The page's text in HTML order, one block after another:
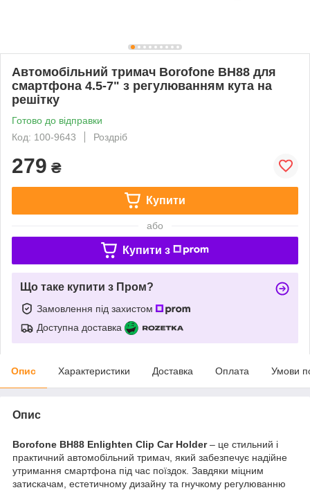
Автомобільний тримач Borofone BH88 для
смартфона 4.5-7" з регулюванням кута на
решітку
Готово до відправки
Код: 100-9643
Роздріб
279 ₴
Купити
або
Купити з
Що таке купити з Пром?
Замовлення під захистом
Доступна доставка
Опис Характеристики Доставка Оплата Умови
Опис
Borofone BH88 Enlighten Clip Car Holder– це стильний і
практичний автомобільний тримач, який забезпечує надійне
утримання смартфона під час поїздок. Завдяки міцним
затискачам, естетичному дизайну та гнучкому регулюванню